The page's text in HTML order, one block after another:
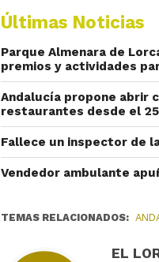
Últimas Noticias
Parque Almenara de
premios y actividades
Andalucía propone abrir
restaurantes desde el
Fallece un inspector de
Vendedor ambulante
TEMAS RELACIONADOS:
EL